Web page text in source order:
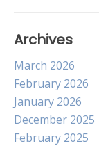
Archives
March 2026
February 2026
January 2026
December 2025
February 2025